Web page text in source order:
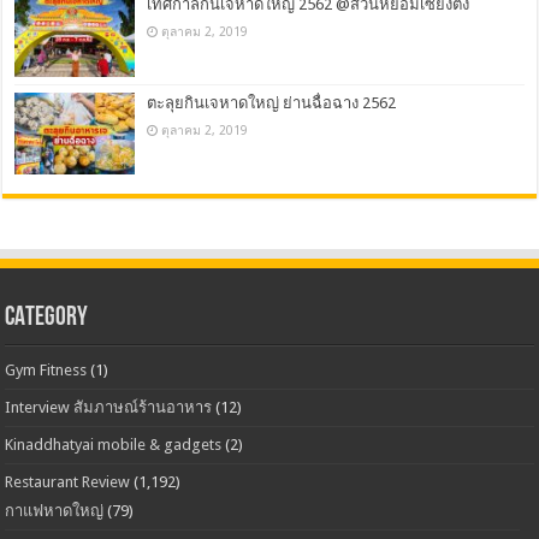
เทศกาลกินเจหาดใหญ่ 2562 @สวนหย่อมเซี่ยงตึ้ง
ตุลาคม 2, 2019
ตะลุยกินเจหาดใหญ่ ย่านฉื่อฉาง 2562
ตุลาคม 2, 2019
CATEGORY
Gym Fitness (1)
Interview สัมภาษณ์ร้านอาหาร (12)
Kinaddhatyai mobile & gadgets (2)
Restaurant Review (1,192)
กาแฟหาดใหญ่ (79)